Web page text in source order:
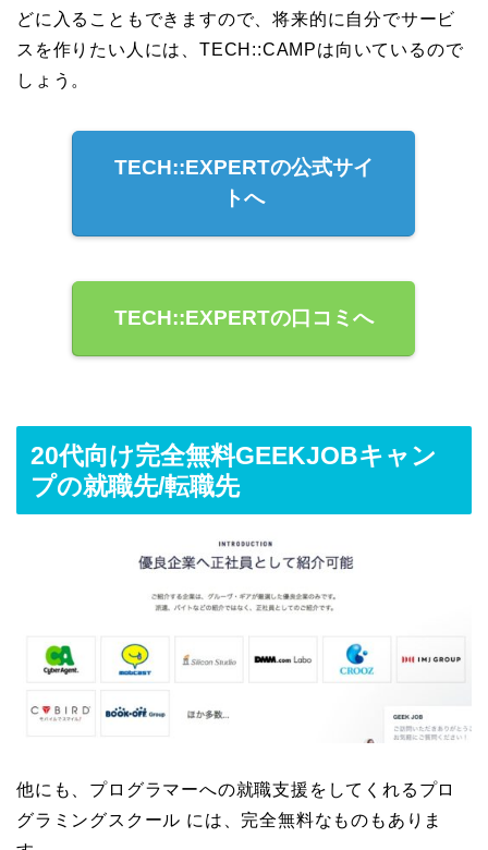
どに入ることもできますので、将来的に自分でサービ
スを作りたい人には、TECH::CAMPは向いているので
しょう。
TECH::EXPERTの公式サイ
トへ
TECH::EXPERTの口コミへ
20代向け完全無料GEEKJOBキャン
プの就職先/転職先
他にも、プログラマーへの就職支援をしてくれるプロ
グラミングスクール には、完全無料なものもありま